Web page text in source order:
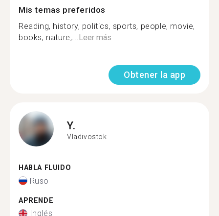
Mis temas preferidos
Reading, history, politics, sports, people, movie,
books, nature,...Leer más
Obtener la app
Y.
Vladivostok
HABLA FLUIDO
Ruso
APRENDE
Inglés